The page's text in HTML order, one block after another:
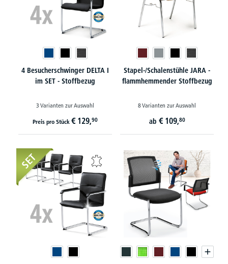
4 Besucherschwinger DELTA I
im SET - Stoffbezug
3 Varianten zur Auswahl
Preis pro Stück € 129,90
Stapel-/Schalenstühle JARA -
flammhemmender Stoffbezug
8 Varianten zur Auswahl
ab € 109,80
SET